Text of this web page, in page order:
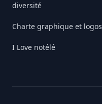
diversité
Charte graphique et logos
I Love notélé